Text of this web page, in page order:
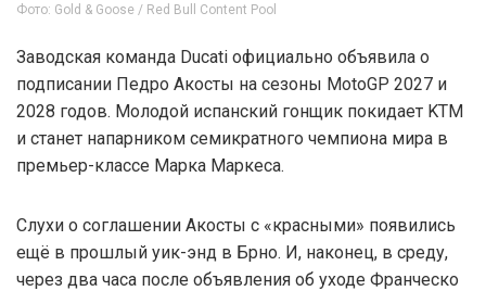
Фото: Gold & Goose / Red Bull Content Pool
Заводская команда Ducati официально объявила о
подписании Педро Акосты на сезоны MotoGP 2027 и
2028 годов. Молодой испанский гонщик покидает KTM
и станет напарником семикратного чемпиона мира в
премьер-классе Марка Маркеса.
Слухи о соглашении Акосты с «красными» появились
ещё в прошлый уик-энд в Брно. И, наконец, в среду,
через два часа после объявления об уходе Франческо